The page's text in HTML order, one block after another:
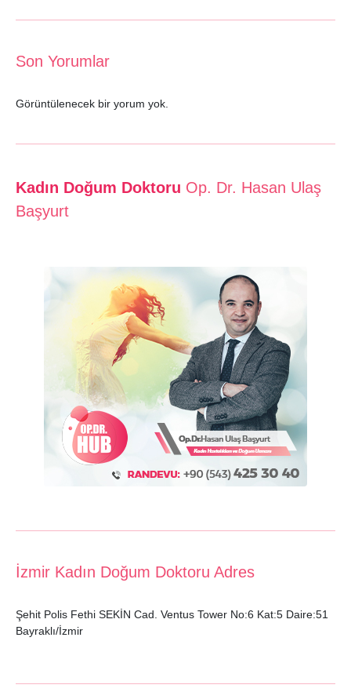
Son Yorumlar
Görüntülenecek bir yorum yok.
Kadın Doğum Doktoru Op. Dr. Hasan Ulaş
Başyurt
İzmir Kadın Doğum Doktoru Adres
Şehit Polis Fethi SEKİN Cad. Ventus Tower No:6 Kat:5 Daire:51
Bayraklı/İzmir